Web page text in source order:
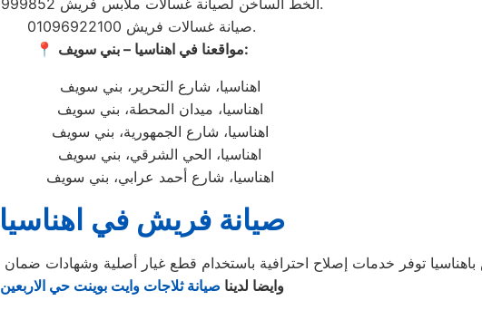
الخط الساخن لصيانة غسالات ملابس فريش 01210999852.
صيانة غسالات فريش 01096922100.
📍
مواقعنا في اهناسيا – بني سويف:
اهناسيا، شارع التحرير، بني سويف
اهناسيا، ميدان المحطة، بني سويف
اهناسيا، شارع الجمهورية، بني سويف
اهناسيا، الحي الشرقي، بني سويف
اهناسيا، شارع أحمد عرابي، بني سويف
صيانة فريش في اهناسيا
وايضا لدينا صيانة ثلاجات وايت بوينت حي الاربعين